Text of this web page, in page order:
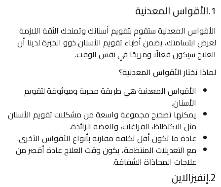
1.الأقواس المعدنية
الأقواس المعدنية ستقوم بتقويم أسنانك وتمنحك الثقة اللازمة
لعرض ابتسامتك، يضمن أطباء تقويم الأسنان ذوو الخبرة لدينا أن
العلاج سيكون فعالًا ومريحًا في نفس الوقت.
لماذا تختار الأقواس المعدنية؟
الأقواس المعدنية هي طريقة مجربة وموثوقة لتقويم
الأسنان.
يمكنها تصحيح مجموعة واسعة من مشكلات تقويم الأسنان
مثل الاكتظاظ، الفراغات، والعضة الزائدة.
عادة ما تكون أقل تكلفة مقارنة بأنواع الأقواس الأخرى.
مع التعديلات المنتظمة، يكون وقت العلاج عادة أقصر من
علاجات المحاذاة الشفافة.
2.إنفيزالاين